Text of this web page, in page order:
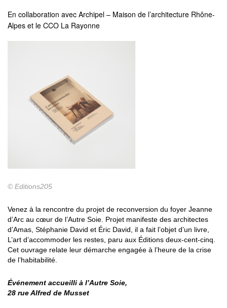
En collaboration avec Archipel – Maison de l’architecture Rhône-
Alpes et le CCO La Rayonne
© Editions205
Venez à la rencontre du projet de reconversion du foyer Jeanne
d’Arc au cœur de l’Autre Soie. Projet manifeste des architectes
d’Amas, Stéphanie David et Éric David, il a fait l’objet d’un livre,
L’art d’accommoder les restes, paru aux Éditions deux-cent-cinq.
Cet ouvrage relate leur démarche engagée à l’heure de la crise
de l’habitabilité.
Événement accueilli à l’Autre Soie,
28 rue Alfred de Musset